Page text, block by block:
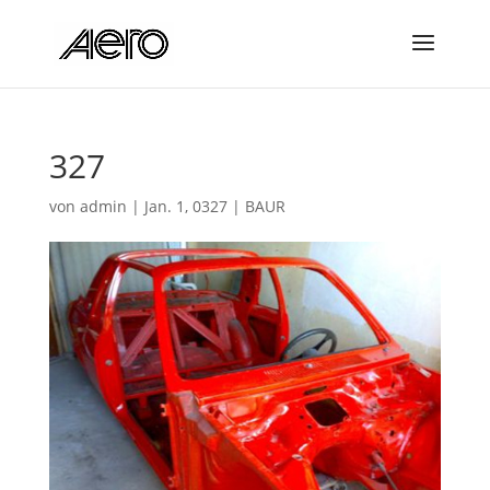
327
von admin | Jan. 1, 0327| BAUR